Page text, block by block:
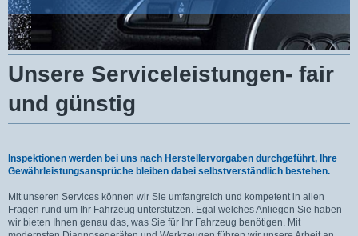
Unsere Serviceleistungen- fair
und günstig
Inspektionen werden bei uns nach Herstellervorgaben durchgeführt, Ihre
Gewährleistungsansprüche bleiben dabei selbstverständlich bestehen.
Mit unseren Services können wir Sie umfangreich und kompetent in allen
Fragen rund um Ihr Fahrzeug unterstützen. Egal welches Anliegen Sie haben -
wir bieten Ihnen genau das, was Sie für Ihr Fahrzeug benötigen. Mit